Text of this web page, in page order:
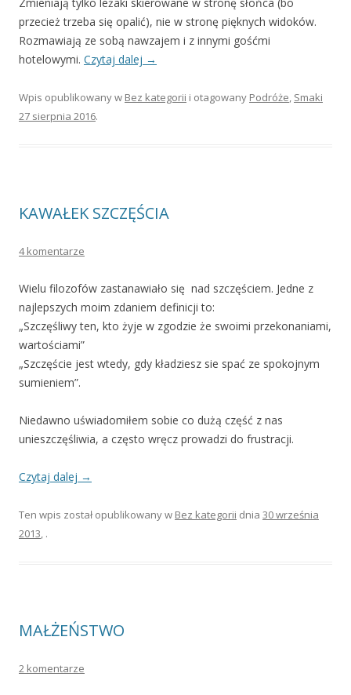
Zmieniają tylko leżaki skierowane w stronę słońca (bo
przecież trzeba się opalić), nie w stronę pięknych widoków.
Rozmawiają ze sobą nawzajem i z innymi gośćmi
hotelowymi. Czytaj dalej →
Wpis opublikowany w Bez kategorii i otagowany Podróże, Smaki
27 sierpnia 2016.
KAWAŁEK SZCZĘŚCIA
4 komentarze
Wielu filozofów zastanawiało się nad szczęściem. Jedne z
najlepszych moim zdaniem definicji to:
„Szczęśliwy ten, kto żyje w zgodzie że swoimi przekonaniami,
wartościami”
„Szczęście jest wtedy, gdy kładziesz sie spać ze spokojnym
sumieniem”.
Niedawno uświadomiłem sobie co dużą część z nas
unieszczęśliwia, a często wręcz prowadzi do frustracji.
Czytaj dalej →
Ten wpis został opublikowany w Bez kategorii dnia 30 września
2013, .
MAŁŻEŃSTWO
2 komentarze